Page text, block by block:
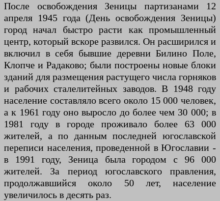
После освобождения Зеницы партизанами 12
апреля 1945 года (День освобождения Зеницы)
город начал быстро расти как промышленный
центр, который вскоре развился. Он расширился и
включил в себя бывшие деревни Билино Поле,
Клопче и Радаково; были построены новые блоки
зданий для размещения растущего числа горняков
и рабочих сталелитейных заводов. В 1948 году
население составляло всего около 15 000 человек,
а к 1961 году оно выросло до более чем 30 000; в
1981 году в городе проживало более 63 000
жителей, а по данным последней югославской
переписи населения, проведенной в Югославии -
в 1991 году, Зеница была городом с 96 000
жителей. За период югославского правления,
продолжавшийся около 50 лет, население
увеличилось в десять раз.